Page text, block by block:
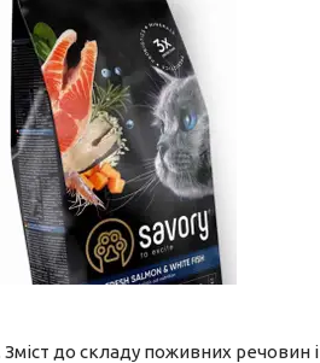
до складу поживних речовин і